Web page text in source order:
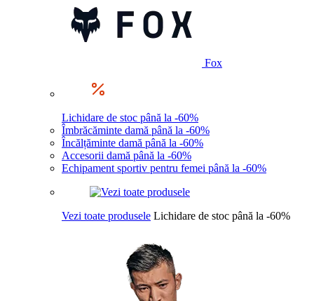
Fox
Lichidare de stoc până la -60%
Îmbrăcăminte damă până la -60%
Încălțăminte damă până la -60%
Accesorii damă până la -60%
Echipament sportiv pentru femei până la -60%
Vezi toate produsele Lichidare de stoc până la -60%